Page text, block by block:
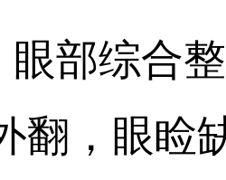
眼部综合
翻，眼睑